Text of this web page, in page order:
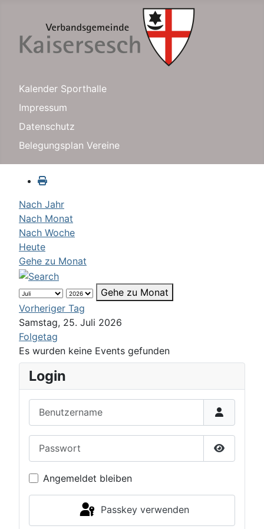
Kalender Sporthalle
Impressum
Datenschutz
Belegungsplan Vereine
Nach Jahr
Nach Monat
Nach Woche
Heute
Gehe zu Monat
Gehe zu Monat
Vorheriger Tag
Samstag, 25. Juli 2026
Folgetag
Es wurden keine Events gefunden
Login
Passwort
Angemeldet bleiben
Passkey verwenden